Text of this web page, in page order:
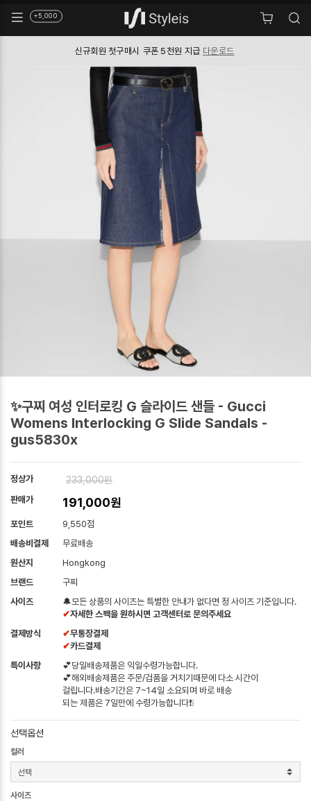
+5,000
신규회원 첫구매시 쿠폰 5천원 지급 다운로드
✨구찌 여성 인터로킹 G 슬라이드 샌들 - Gucci
Womens Interlocking G Slide Sandals -
gus5830x
정상가 233,000원
판매가 191,000원
포인트
9,550점
배송비결제
무료배송
원산지
Hongkong
브랜드
구찌
사이즈
🔔모든 상품의 사이즈는 특별한 안내가 없다면 정 사이즈 기준입니다.
✔자세한 스펙을 원하시면 고객센터로 문의주세요
결제방식
✔무통장결제
✔카드결제
특이사항
💕당일배송제품은 익일수령가능합니다.
💕해외배송제품은 주문/검품을 거치기때문에 다소 시간이
걸립니다.배송기간은 7~14일 소요되며 바로 배송
되는 제품은 7일만에 수령가능합니다❗❕
선택옵션
컬러
사이즈